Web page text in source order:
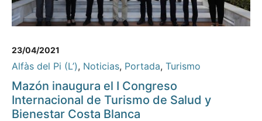
23/04/2021
Alfàs del Pi (L’), Noticias, Portada, Turismo
Mazón inaugura el I Congreso
Internacional de Turismo de Salud y
Bienestar Costa Blanca